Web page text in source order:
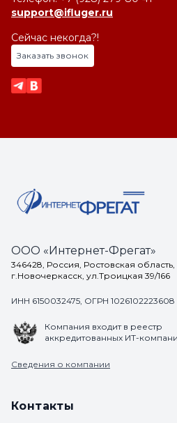
support@ifluger.ru
Сейчас некогда?!
Заказать звонок
ООО «Интернет-Фрегат»
346428, Россия, Ростовская область,
г.Новочеркасск, ул.Троицкая 39/166
ИНН 6150032475, ОГРН 1026102223608
Компания входит в реестр
аккредитованных ИТ-
Сведения о компании
Контакты